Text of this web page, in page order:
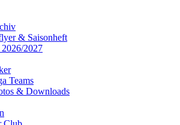
& Saisonheft
2027
Teams
& Downloads